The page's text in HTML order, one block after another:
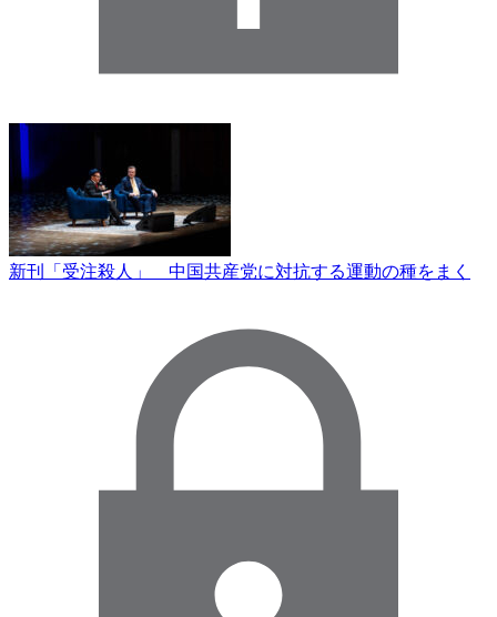
新刊「受注殺人」 中国共産党に対抗する運動の種をまく